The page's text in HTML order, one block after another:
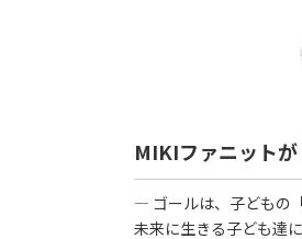
MIKIファニット
― ゴールは、子どもの
未来に生きる子ども達